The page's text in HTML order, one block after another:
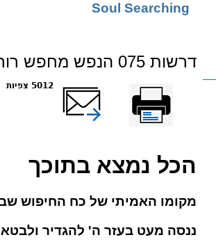
Soul Searching
דרשות 075 הנפש מחפש רוחניות תשעב
5012 צפיות שלח דף במייל
הכל נמצאבתוכך
מקומו האמיתי של כח החיפוש
ננסה מעט בעזר ה' להגדיר